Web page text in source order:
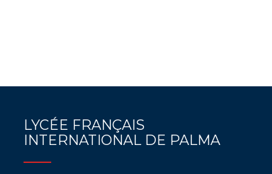
LYCÉE FRANÇAIS
INTERNATIONAL DE PALMA